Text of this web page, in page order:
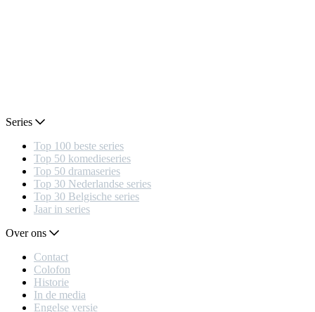
Series
Top 100 beste series
Top 50 komedieseries
Top 50 dramaseries
Top 30 Nederlandse series
Top 30 Belgische series
Jaar in series
Over ons
Contact
Colofon
Historie
In de media
Engelse versie